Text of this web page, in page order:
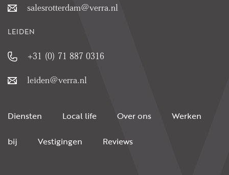
salesrotterdam@verra.nl
LEIDEN
+31 (0) 71 887 0316
leiden@verra.nl
Diensten Local life Over ons Werken
bij Vestigingen Reviews